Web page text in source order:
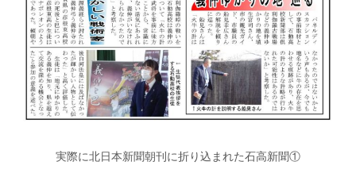
実際に北日本新聞朝刊に折り込まれた石高新聞①